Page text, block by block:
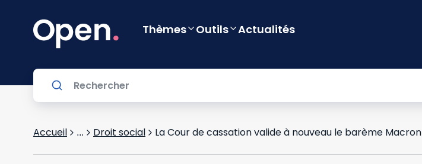
Thèmes Outils Actualités
Accueil ... Droit social La Cour de cassation valide à nouveau le barème Macron